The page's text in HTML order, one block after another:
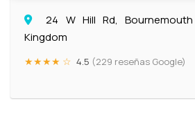
24 W Hill Rd,
Kingdom
★★★★ ☆ 4.5 (229 reseñas Google)